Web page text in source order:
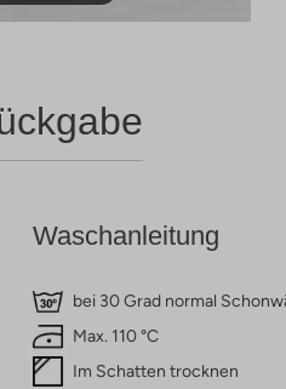
Waschanleitung
bei 30 Grad normal
Max. 110 °C
Im Schatten trocknen